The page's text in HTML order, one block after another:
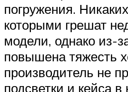
погружения.
которыми грешат
модели, однако из-
повышена тяжесть
производитель не
подсветки и кейса в